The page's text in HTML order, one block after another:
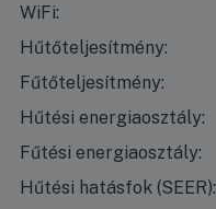
WiFi:
Hűtőteljesítmény:
Fűtőteljesítmény:
Hűtési energiaosztály:
Fűtési energiaosztály:
Hűtési hatásfok (SEER):